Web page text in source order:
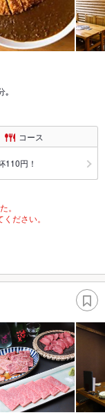
｡
コース
110円！
。
ださい。